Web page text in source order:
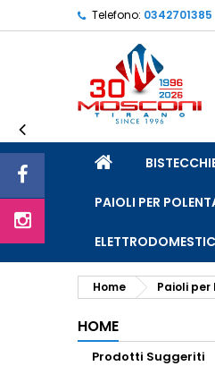
Telefono: 0342701385
HOME
PAIOLI PER
Home Paioli per
HOME
Prodotti Suggeriti